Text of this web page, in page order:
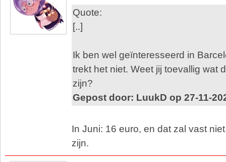
Quote:
[..]
Ik ben wel geïnteresseerd in
trekt het niet. Weet jij toevallig wat
zijn?
Gepost door: LuukD op 27-11-
In Juni: 16 euro, en dat zal vast
zijn.